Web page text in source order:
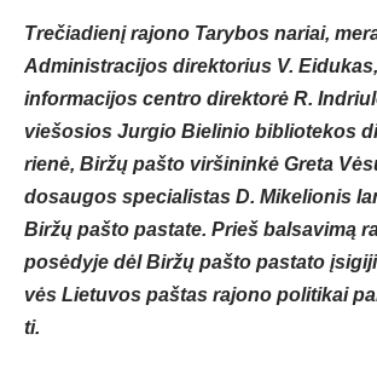
Tre­čia­die­nį ra­jo­no Ta­ry­bos na­riai,
Ad­mi­nist­ra­ci­jos di­rek­to­rius V.
in­for­ma­ci­jos cent­ro di­rek­to­rė R.
vie­šo­sios Jur­gio Bie­li­nio bib­lio­te­kos
rie­nė, Bir­žų pa­što vir­ši­nin­kė Gre­ta
do­sau­gos spe­cia­lis­tas D. Mi­ke­lio­nis
Bir­žų pa­što pa­sta­te. Prieš bal­sa­vi­mą
po­sė­dy­je dėl Bir­žų pa­što pa­sta­to
vės Lie­tu­vos pa­štas ra­jo­no po­li­ti­kai
ti.